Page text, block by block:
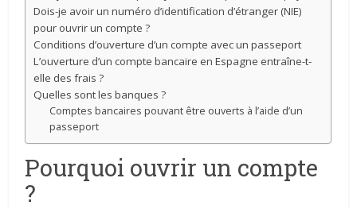
Dois-je avoir un numéro d’identification d’étranger (NIE)
pour ouvrir un compte ?
Conditions d’ouverture d’un compte avec un passeport
L’ouverture d’un compte bancaire en Espagne entraîne-t-
elle des frais ?
Quelles sont les banques ?
Comptes bancaires pouvant être ouverts à l’aide d’un
passeport
Pourquoi ouvrir un compte
?